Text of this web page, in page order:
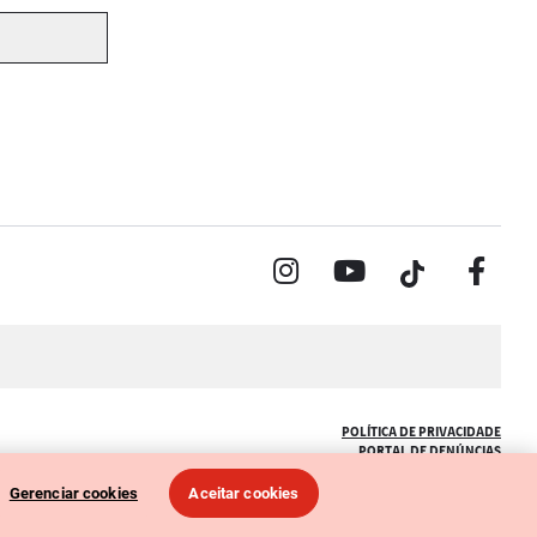
POLÍTICA DE PRIVACIDADE
PORTAL DE DENÚNCIAS
CÓDIGO DE ÉTICA (COLABORADORES)
CÓDIGO DE ÉTICA (FORNECEDORES)
Gerenciar cookies Aceitar cookies